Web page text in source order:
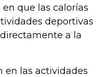
que las calorías
deportivas
a la
en las actividades